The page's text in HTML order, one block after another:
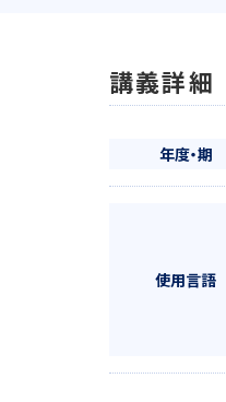
講義詳細
年度・期
使用言語